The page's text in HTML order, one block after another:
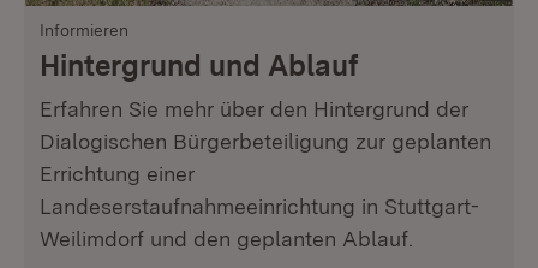
Informieren
Hintergrund und Ablauf
Erfahren Sie mehr über den Hintergrund der
Dialogischen Bürgerbeteiligung zur geplanten
Errichtung einer
Landeserstaufnahmeeinrichtung in Stuttgart-
Weilimdorf und den geplanten Ablauf.